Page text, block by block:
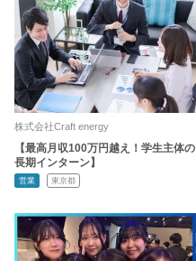
株式会社Craft energy
【最高月収100万円越え！学生主体の
長期インターン】
営業 東京都